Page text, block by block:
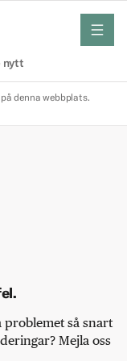
nytt
meny
denna webbplats.
så snart
Mejla oss